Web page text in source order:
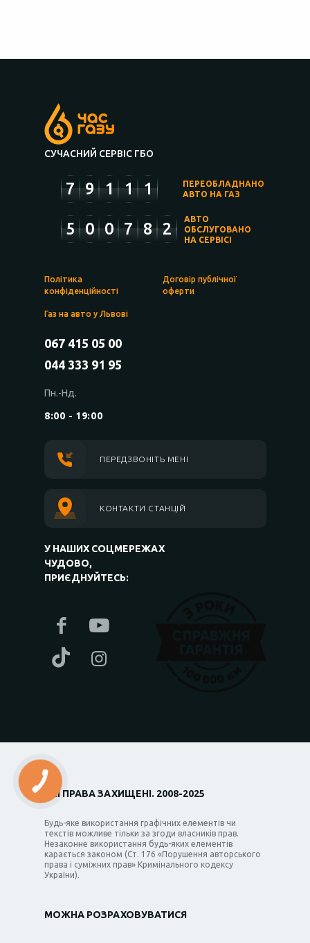
СУЧАСНИЙ СЕРВІС ГБО
7 9 1 1 1
ПЕРЕОБЛАДНАНО
АВТО НА ГАЗ
5 0 0 7 8 2
АВТО
ОБСЛУГОВАНО
НА СЕРВІСІ
Політика
конфіденційності
Договір публічної
оферти
Газ на авто у Львові
067 415 05 00
044 333 91 95
Пн.-Нд.
8:00 - 19:00
ПЕРЕДЗВОНІТЬ МЕНІ
КОНТАКТИ СТАНЦІЙ
У НАШИХ СОЦМЕРЕЖАХ
ЧУДОВО,
ПРИЄДНУЙТЕСЬ:
ВСІ ПРАВА ЗАХИЩЕНІ. 2008-2025
Будь-яке використання графічних елементів чи
текстів можливе тільки за згоди власників прав.
Незаконне використання будь-яких елементів
карається законом (Ст. 176 «Порушення авторського
права і суміжних прав» Кримінального кодексу
України).
МОЖНА РОЗРАХОВУВАТИСЯ